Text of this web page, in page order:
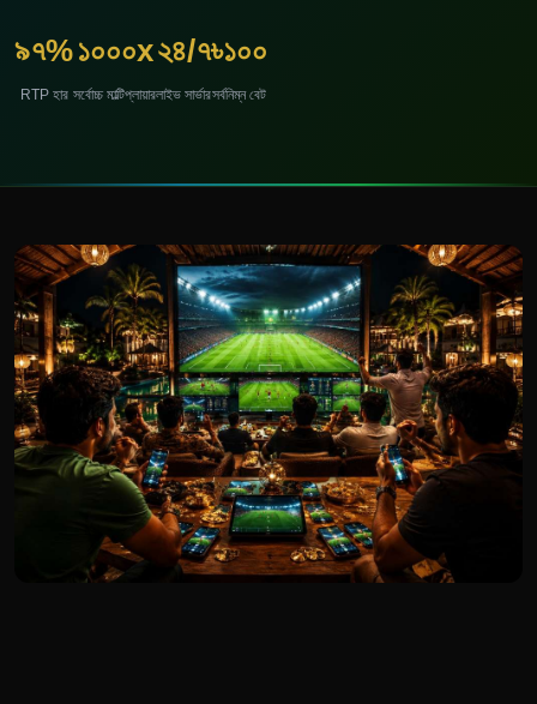
৯৭%
RTP হার
১০০০x
সর্বোচ্চ মাল্টিপ্লায়ার
২৪/৭
লাইভ সার্ভার
৳১০০
সর্বনিম্ন বেট